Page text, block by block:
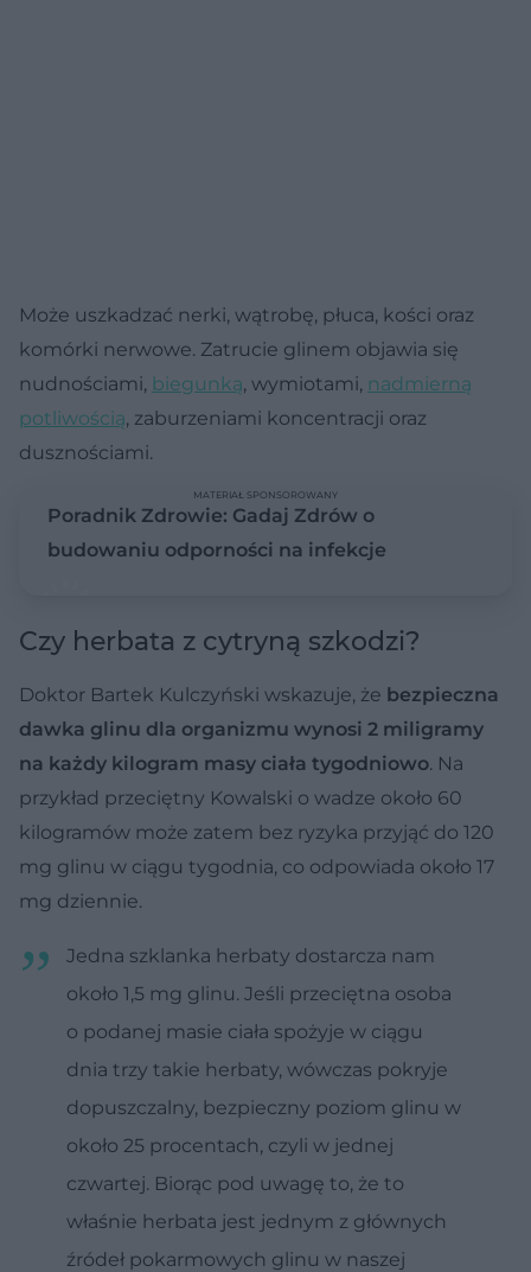
Może uszkadzać nerki, wątrobę, płuca, kości oraz
komórki nerwowe. Zatrucie glinem objawia się
nudnościami, biegunką, wymiotami, nadmierną
potliwością, zaburzeniami koncentracji oraz
dusznościami.
Poradnik Zdrowie: Gadaj Zdrów o
budowaniu odporności na infekcje
MATERIAŁ SPONSOROWANY
Czy herbata z cytryną szkodzi?
Doktor Bartek Kulczyński wskazuje, że bezpieczna
dawka glinu dla organizmu wynosi 2 miligramy
na każdy kilogram masy ciała tygodniowo. Na
przykład przeciętny Kowalski o wadze około 60
kilogramów może zatem bez ryzyka przyjąć do 120
mg glinu w ciągu tygodnia, co odpowiada około 17
mg dziennie.
Jedna szklanka herbaty dostarcza nam
około 1,5 mg glinu. Jeśli przeciętna osoba
o podanej masie ciała spożyje w ciągu
dnia trzy takie herbaty, wówczas pokryje
dopuszczalny, bezpieczny poziom glinu w
około 25 procentach, czyli w jednej
czwartej. Biorąc pod uwagę to, że to
właśnie herbata jest jednym z głównych
źródeł pokarmowych glinu w naszej